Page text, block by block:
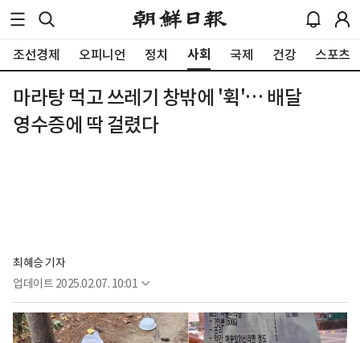
조선경제 오피니언 정치 사회 국제 건강 스포츠
마라탕 먹고 쓰레기 창밖에 '휙'… 배달
영수증에 딱 걸렸다
최혜승 기자
업데이트 2025.02.07. 10:01